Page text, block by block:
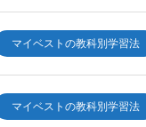
マイベストの教科別学習法
マイベストの教科別学習法